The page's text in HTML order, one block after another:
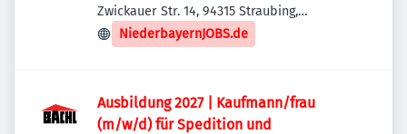
Zwickauer Str. 14, 94315 Straubing,
Deutschland
NiederbayernJOBS.de
Ausbildung 2027 | Kaufmann/frau
(m/w/d) für Spedition und